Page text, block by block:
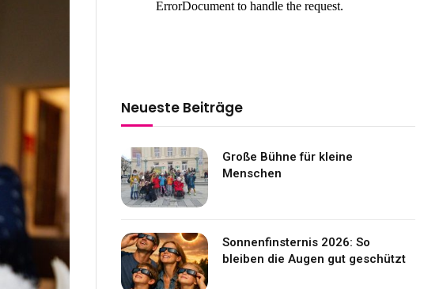
Neueste Beiträge
Große Bühne für kleine
Menschen
Sonnenfinsternis 2026: So
bleiben die Augen gut geschützt